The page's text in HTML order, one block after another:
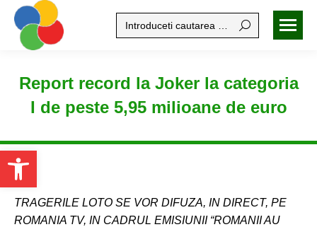
Open toolbar
Search:
Report record la Joker la categoria
I de peste 5,95 milioane de euro
TRAGERILE LOTO SE VOR DIFUZA, IN DIRECT, PE
ROMANIA TV, IN CADRUL EMISIUNII “ROMANII AU